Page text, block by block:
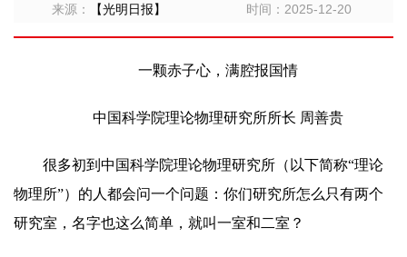
来源： 【光明日报】 时间：2025-12-20
一颗赤子心，满腔报国情
中国科学院理论物理研究所所长 周善贵
很多初到中国科学院理论物理研究所（以下简称“理论
物理所”）的人都会问一个问题：你们研究所怎么只有两个
研究室，名字也这么简单，就叫一室和二室？